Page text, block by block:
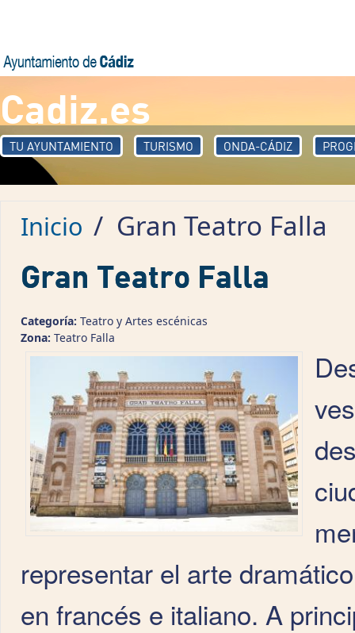
Cadiz.es
TU AYUNTAMIENTO TURISMO ONDA-CÁDIZ
Inicio / Gran Teatro Falla
Gran Teatro Falla
Categoría: Teatro y Artes escénicas
Zona: Teatro Falla
representar el arte
en francés e italiano. A